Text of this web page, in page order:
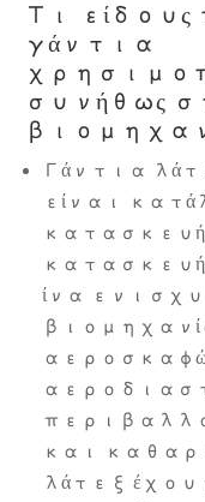
Τι
γάντια
συνήθως
Γάντια
είναι
κατασκευή
ίνα
και
λάτεξ